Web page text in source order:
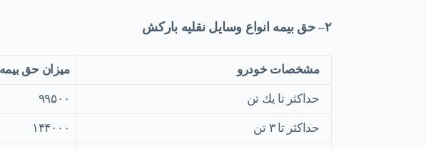
۲–حق بيمه انواع وسايل نقليه باركش
مشخصات خودرو ميزان حق بيمه
حداكثر تا يك تن ۹۹۵۰۰
حداكثر تا ۳ تن ۱۴۴۰۰۰